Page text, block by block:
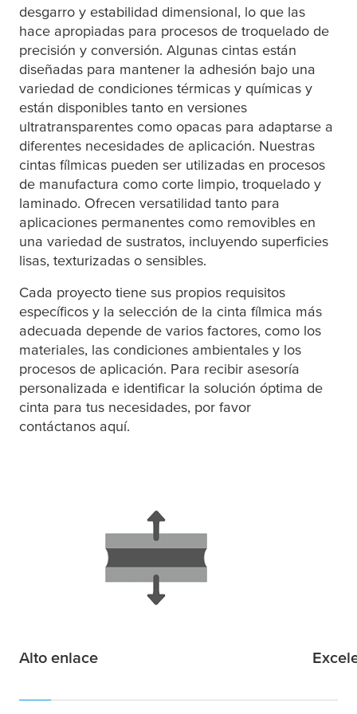
desgarro y estabilidad dimensional, lo que las
hace apropiadas para procesos de troquelado de
precisión y conversión. Algunas cintas están
diseñadas para mantener la adhesión bajo una
variedad de condiciones térmicas y químicas y
están disponibles tanto en versiones
ultratransparentes como opacas para adaptarse a
diferentes necesidades de aplicación. Nuestras
cintas fílmicas pueden ser utilizadas en procesos
de manufactura como corte limpio, troquelado y
laminado. Ofrecen versatilidad tanto para
aplicaciones permanentes como removibles en
una variedad de sustratos, incluyendo superficies
lisas, texturizadas o sensibles.
Cada proyecto tiene sus propios requisitos
específicos y la selección de la cinta fílmica más
adecuada depende de varios factores, como los
materiales, las condiciones ambientales y los
procesos de aplicación. Para recibir asesoría
personalizada e identificar la solución óptima de
cinta para tus necesidades, por favor
contáctanos aquí.
Alto enlace